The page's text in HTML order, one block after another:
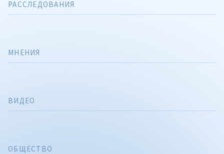
РАССЛЕДОВАНИЯ
ОБЩЕСТВО
МНЕНИЯ
ВИДЕО